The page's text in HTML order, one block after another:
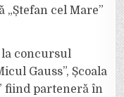
„Ștefan cel Mare”
la concursul
Gauss”, Școala
fiind parteneră în